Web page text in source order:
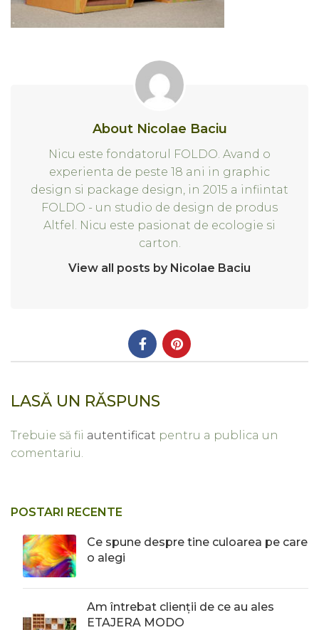
About Nicolae Baciu
Nicu este fondatorul FOLDO. Avand o
experienta de peste 18 ani in graphic
design si package design, in 2015 a infiintat
FOLDO - un studio de design de produs
Altfel. Nicu este pasionat de ecologie si
carton.
View all posts by Nicolae Baciu
LASĂ UN RĂSPUNS
Trebuie să fii autentificat pentru a publica un
comentariu.
POSTARI RECENTE
Ce spune despre tine culoarea pe care
o alegi
Am întrebat clienții de ce au ales
ETAJERA MODO